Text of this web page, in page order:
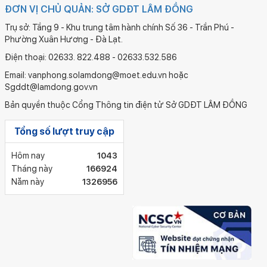
ĐƠN VỊ CHỦ QUẢN: SỞ GDĐT LÂM ĐỒNG
Trụ sở: Tầng 9 - Khu trung tâm hành chính Số 36 - Trần Phú -
Phường Xuân Hương - Đà Lạt.
Điện thoại: 02633. 822.488 - 02633.532.586
Email: vanphong.solamdong@moet.edu.vn hoặc
Sgddt@lamdong.gov.vn
Bản quyền thuộc Cổng Thông tin điện tử Sở GDĐT LÂM ĐỒNG
Tổng số lượt truy cập
Hôm nay
1043
Tháng này
166924
Năm này
1326956